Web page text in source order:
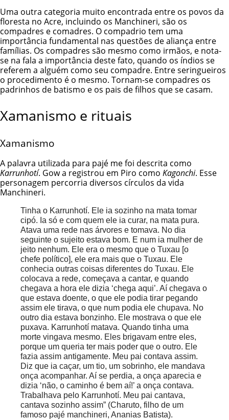
Uma outra categoria muito encontrada entre os povos da
floresta no Acre, incluindo os Manchineri, são os
compadres e comadres. O compadrio tem uma
importância fundamental nas questões de aliança entre
famílias. Os compadres são mesmo como irmãos, e nota-
se na fala a importância deste fato, quando os índios se
referem a alguém como seu compadre. Entre seringueiros
o procedimento é o mesmo. Tornam-se compadres os
padrinhos de batismo e os pais de filhos que se casam.
Xamanismo e rituais
Xamanismo
A palavra utilizada para pajé me foi descrita como
Karrunhotí. Gow a registrou em Piro como Kagonchi. Esse
personagem percorria diversos círculos da vida
Manchineri.
Tinha o Karrunhotí. Ele ia sozinho na mata tomar
cipó. Ia só e com quem ele ia curar, na mata pura.
Atava uma rede nas árvores e tomava. No dia
seguinte o sujeito estava bom. E num ia mulher de
jeito nenhum. Ele era o mesmo que o Tuxau [o
chefe político], ele era mais que o Tuxau. Ele
conhecia outras coisas diferentes do Tuxau. Ele
colocava a rede, começava a cantar, e quando
chegava a hora ele dizia ‘chega aqui’. Aí chegava o
que estava doente, o que ele podia tirar pegando
assim ele tirava, o que num podia ele chupava. No
outro dia estava bonzinho. Ele mostrava o que ele
puxava. Karrunhotí matava. Quando tinha uma
morte vingava mesmo. Eles brigavam entre eles,
porque um queria ter mais poder que o outro. Ele
fazia assim antigamente. Meu pai contava assim.
Diz que ia caçar, um tio, um sobrinho, ele mandava
onça acompanhar. Aí se perdia, a onça aparecia e
dizia ‘não, o caminho é bem aí!’ a onça contava.
Trabalhava pelo Karrunhotí. Meu pai cantava,
cantava sozinho assim” (Charuto, filho de um
famoso pajé manchineri, Ananias Batista).